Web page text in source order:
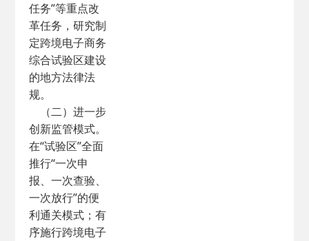
任务”等重点改
革任务，研究制
定跨境电子商务
综合试验区建设
的地方法律法
规。
（二）进一步
创新监管模式。
在“试验区”全面
推行“一次申
报、一次查验、
一次放行”的便
利通关模式；有
序施行跨境电子